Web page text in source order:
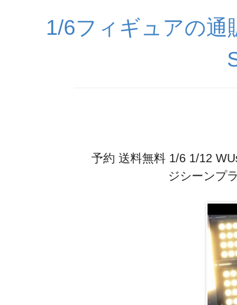
1/6フィギュアの通
予約 送料無料 1/6 1/12
ジシーンプ